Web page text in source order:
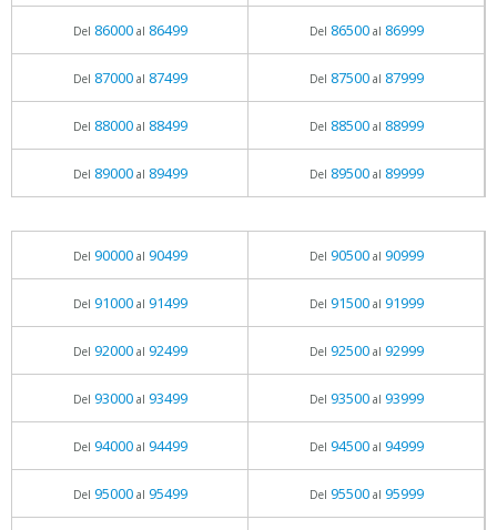
Del 86000al 86499 Del 86500al 86999
Del 87000al 87499 Del 87500al 87999
Del 88000al 88499 Del 88500al 88999
Del 89000al 89499 Del 89500al 89999
Del 90000al 90499 Del 90500al 90999
Del 91000al 91499 Del 91500al 91999
Del 92000al 92499 Del 92500al 92999
Del 93000al 93499 Del 93500al 93999
Del 94000al 94499 Del 94500al 94999
Del 95000al 95499 Del 95500al 95999